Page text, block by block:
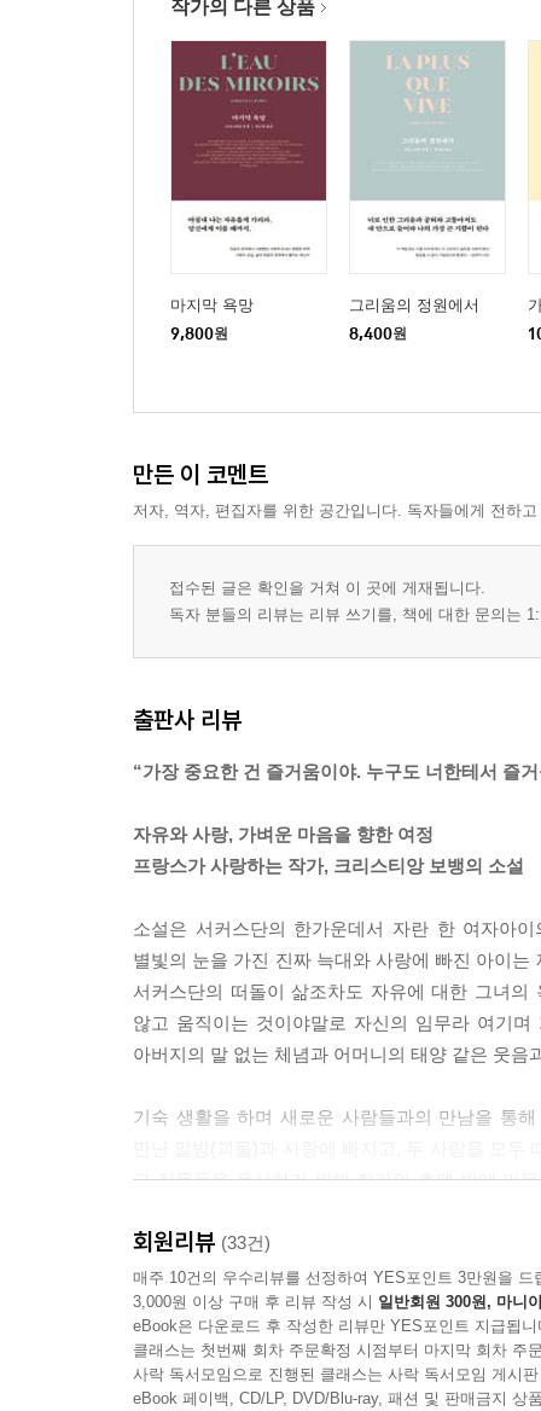
작가의 다른 상품
마지막 욕망
9,800원
그리움의 정원에서
8,400원
만든 이 코멘트
저자, 역자, 편집자를 위한 공간입니다. 독자들에게 전하
접수된 글은 확인을 거쳐 이 곳에 게재됩니다.
독자 분들의 리뷰는 리뷰 쓰기를, 책에 대한 문의는
출판사 리뷰
“가장 중요한 건 즐거움이야. 누구도 너한테서 즐
자유와 사랑, 가벼운 마음을 향한 여정
프랑스가 사랑하는 작가, 크리스티앙 보뱅의 소설
소설은 서커스단의 한가운데서 자란 한 여자아
별빛의 눈을 가진 진짜 늑대와 사랑에 빠진 아이
서커스단의 떠돌이 삶조차도 자유에 대한 그녀의
않고 움직이는 것이야말로 자신의 임무라 여기
아버지의 말 없는 체념과 어머니의 태양 같은 웃음
기숙 생활을 하며 새로운 사람들과의 만남을 통
그 질문들을 응시하기 위해 쥐라의 호텔 방에 머
모든 면에서 뤼시는 스스로에게 ‘수호천사’라
또는 쥐라의 호텔 방 그리고 요양원의 할머니를
비사교적인 사람’으로 만듦으로서, 그러한 방식
것은 그다음이다. 시간이 지난 후에야 비로소 그
생각하자”라는 주문을 외우며 가벼운 마음을 향해
회원리뷰 (33건)
매주 10건의 우수리뷰를 선정하여 YES포인트 3만원을 드
3,000원 이상 구매 후 리뷰 작성 시 일반회원 300원, 마니
eBook은 다운로드 후 작성한 리뷰만 YES포인트 지급됩니
클래스는 첫번째 회차 주문확정 시점부터 마지막 회차 주
사락 독서모임으로 진행된 클래스는 사락 독서모임 게시
eBook 페이백, CD/LP, DVD/Blu-ray, 패션 및 판매금지 상